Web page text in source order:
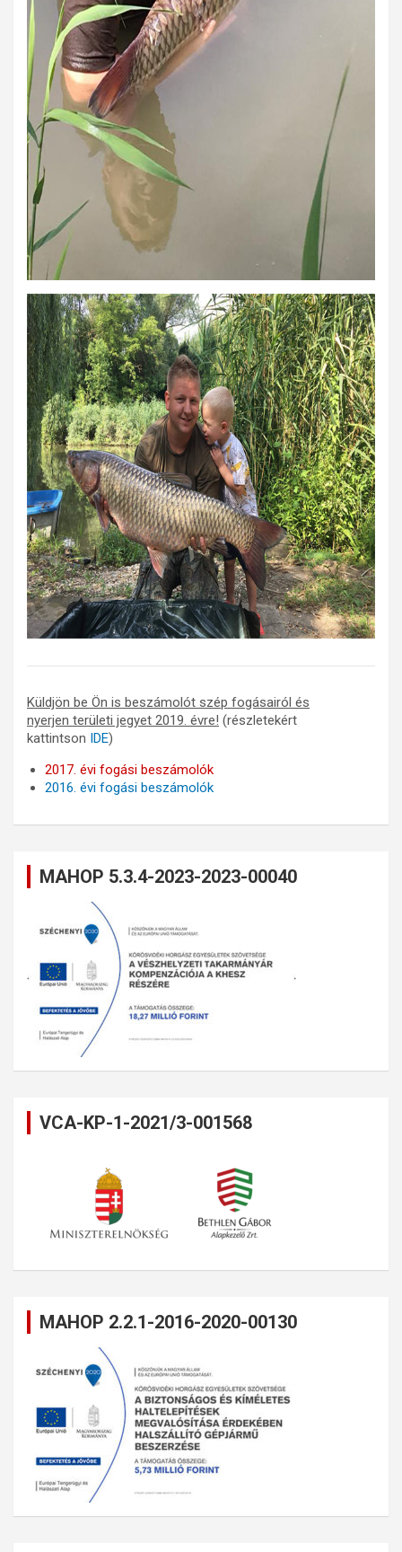
Küldjön be Ön is beszámolót szép fogásairól és
nyerjen területi jegyet 2019. évre! (részletekért
kattintson IDE)
2017. évi fogási beszámolók
2016. évi fogási beszámolók
MAHOP 5.3.4-2023-2023-00040
VCA-KP-1-2021/3-001568
MAHOP 2.2.1-2016-2020-00130